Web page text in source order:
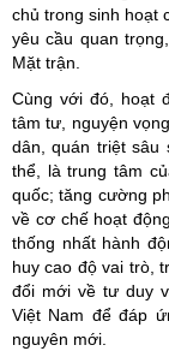
chủ trong sinh hoạt
yêu cầu quan
Mặt trận.
Cùng với đó, hoạt
tâm tư, nguyện
dân, quán triệt sâu
thể, là trung tâm
quốc; tăng cường
về cơ chế hoạt
thống nhất hành
huy cao độ vai trò,
đổi mới về tư duy
Việt Nam để đáp
nguyên mới.